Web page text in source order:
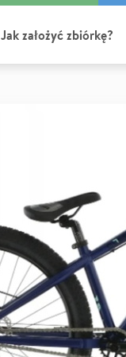
Jak założyć zbiórkę?